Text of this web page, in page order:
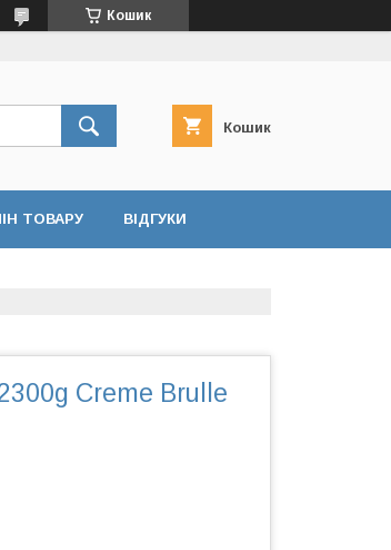
Кошик
Кошик
ТОВАРУ ВІДГУКИ
Creme Brulle